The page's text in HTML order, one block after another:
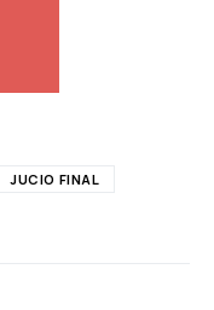
JUCIO FINAL